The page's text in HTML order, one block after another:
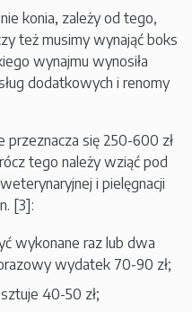
konia, zależy od tego,
też musimy wynająć boks
wynajmu wynosiła
dodatkowych i renomy
przeznacza się 250-600 zł
tego należy wziąć pod
i pielęgnacji
[3]:
wykonane raz lub dwa
wydatek 70-90 zł;
40-50 zł;